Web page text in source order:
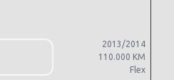
2013/2014
110.000 KM
Flex